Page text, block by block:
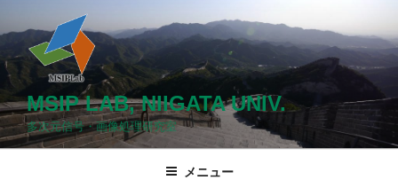
ン
ン
へ
ス
MSIP LAB, NIIGATA UNIV.
多次元信号・画像処理研究室
メニュー